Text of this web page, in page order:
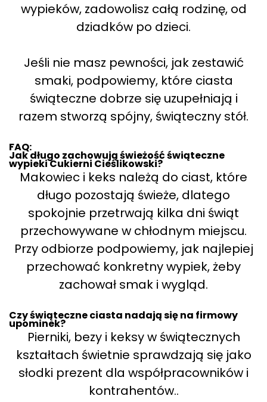
wypieków, zadowolisz całą rodzinę, od
dziadków po dzieci.
Jeśli nie masz pewności, jak zestawić
smaki, podpowiemy, które ciasta
świąteczne dobrze się uzupełniają i
razem stworzą spójny, świąteczny stół.
FAQ:
Jak długo zachowują świeżość świąteczne
wypieki Cukierni Cieślikowski?
Makowiec i keks należą do ciast, które
długo pozostają świeże, dlatego
spokojnie przetrwają kilka dni świąt
przechowywane w chłodnym miejscu.
Przy odbiorze podpowiemy, jak najlepiej
przechować konkretny wypiek, żeby
zachował smak i wygląd.
Czy świąteczne ciasta nadają się na firmowy
upominek?
Pierniki, bezy i keksy w świątecznych
kształtach świetnie sprawdzają się jako
słodki prezent dla współpracowników i
kontrahentów..